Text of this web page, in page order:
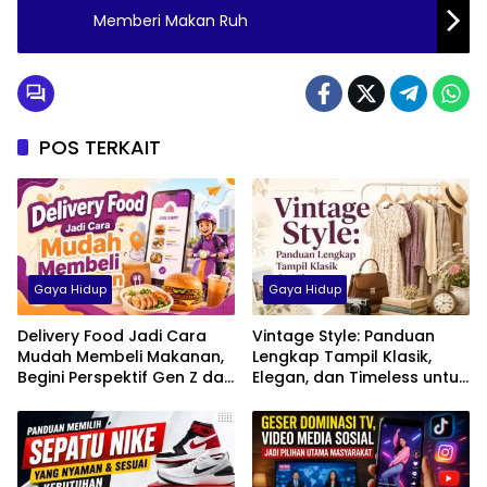
Memberi Makan Ruh
POS TERKAIT
Gaya Hidup
Delivery Food Jadi Cara
Mudah Membeli Makanan,
Begini Perspektif Gen Z dan
Gaya Hidup
Vintage Style: Panduan
Lengkap Tampil Klasik,
Elegan, dan Timeless untuk